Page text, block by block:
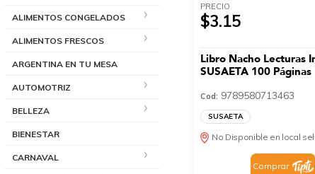
ALIMENTOS CONGELADOS
ALIMENTOS FRESCOS
ARGENTINA EN TU MESA
AUTOMOTRIZ
BELLEZA
BIENESTAR
CARNAVAL
PRECIO
$3.15
Libro Nacho Lecturas
SUSAETA 100 Páginas
Cod: 9789580713463
SUSAETA
No Disponible en local
Comprar